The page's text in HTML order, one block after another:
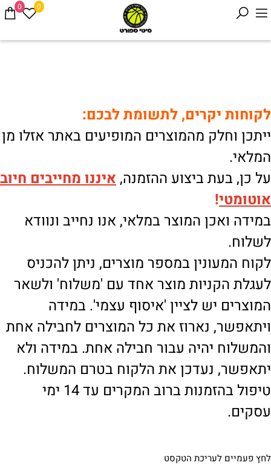
0 0
לקוחות יקרים, לתשומת לבכם:
ייתכן וחלק מהמוצרים המופיעים באתר אזלו מן
המלאי.
על כן, בעת ביצוע ההזמנה, איננו מחייבים חיוב
אוטומטי!
במידה ואכן המוצר במלאי, אנו נחייב ונוודא
לשלוח.
לקוח המעונין במספר מוצרים, ניתן להכניס
לעגלת הקניות מוצר אחד עם 'משלוח' ולשאר
המוצרים יש לציין 'איסוף עצמי'. במידה
ויתאפשר, נארוז את כל המוצרים לחבילה אחת
והמשלוח יהיה עבור חבילה אחת. במידה ולא
יתאפשר, נעדכן את הלקוח בטרם המשלוח.
טיפול בהזמנות ברוב המקרים עד 14 ימי
עסקים.
לחץ פעמיים לעריכת הטקסט